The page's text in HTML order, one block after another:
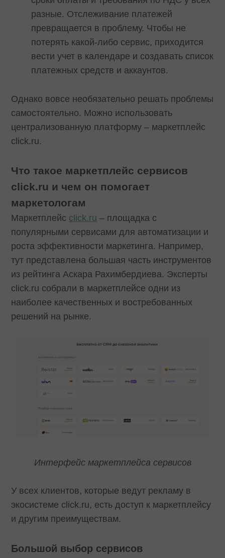
разные. Отслеживание платежей
превращается в проблему. Чтобы не
потерять какой-либо сервис, приходится
вести учет в календаре и создавать список
платежных средств и аккаунтов.
Однако вовсе необязательно решать проблемы
самостоятельно. Можно использовать
централизованную платформу – маркетплейс
click.ru.
Что такое маркетплейс сервисов
click.ru и чем он помогает
маркетологам
Маркетплейс click.ru – площадка с
популярными сервисами для автоматизации и
роста эффективности маркетинга. Например,
тут представлена большая часть инструментов
из рейтинга Аскара Рахимбердиева. Эксперты
click.ru собрали в маркетплейсе одни из
наиболее качественных и востребованных
решений на рынке.
Интерфейс маркетплейса сервисов
У всех клиентов, которые ведут рекламу в
экосистеме click.ru, есть доступ к маркетплейсу
и другим преимуществам.
Большой выбор сервисов